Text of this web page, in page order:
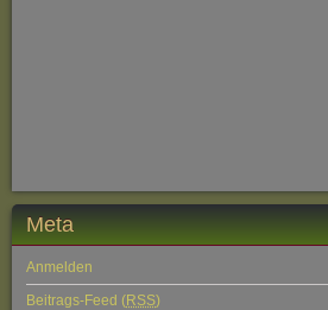
Meta
Anmelden
Beitrags-Feed (RSS)